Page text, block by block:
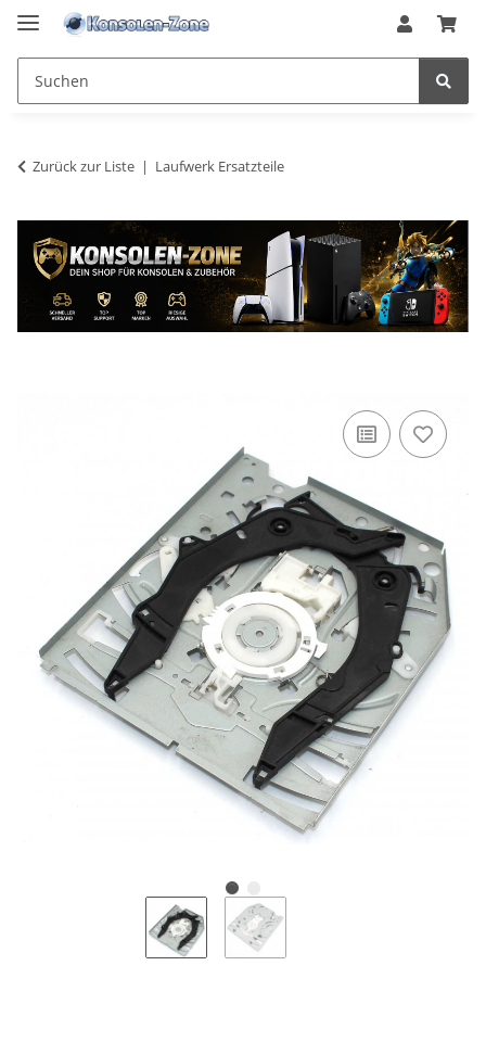
Zurück zur Liste Laufwerk Ersatzteile